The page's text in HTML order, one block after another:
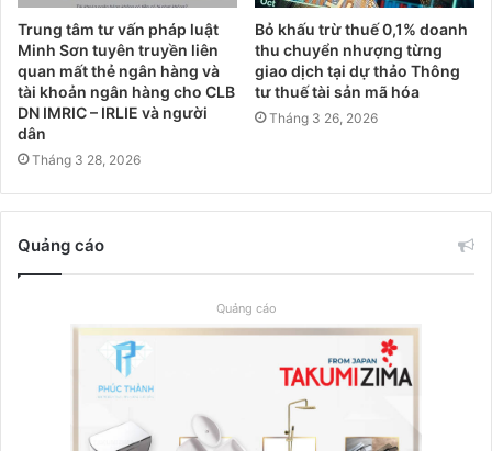
Trung tâm tư vấn pháp luật
Minh Sơn tuyên truyền liên
quan mất thẻ ngân hàng và
tài khoản ngân hàng cho CLB
DN IMRIC – IRLIE và người
dân
Tháng 3 28, 2026
Bỏ khấu trừ thuế 0,1% doanh
thu chuyển nhượng từng
giao dịch tại dự thảo Thông
tư thuế tài sản mã hóa
Tháng 3 26, 2026
Quảng cáo
Quảng cáo